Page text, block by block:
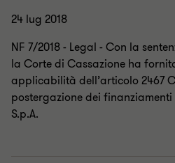
24 lug 2018
NF 7/2018 - Legal - Con la
la Corte di Cassazione ha
applicabilità dell’articolo 2467
postergazione dei finanziamenti
S.p.A.